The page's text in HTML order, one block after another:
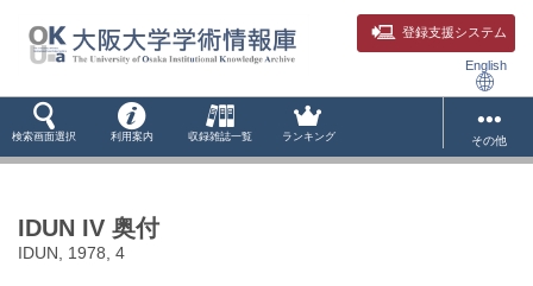
登録支援システム
English
検索画面選択 利用案内 収録雑誌一覧 ランキング その他
IDUN IV 奥付
IDUN, 1978, 4